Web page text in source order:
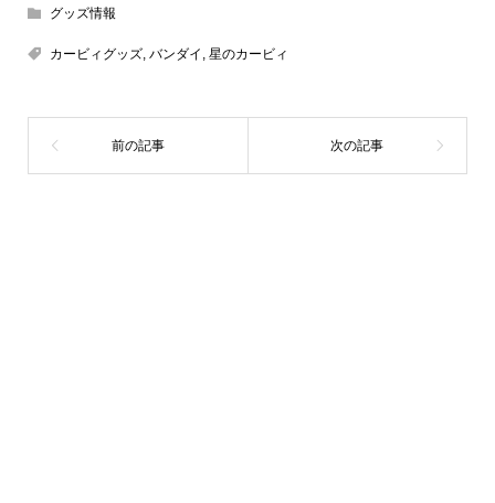
グッズ情報
カービィグッズ, バンダイ , 星のカービィ